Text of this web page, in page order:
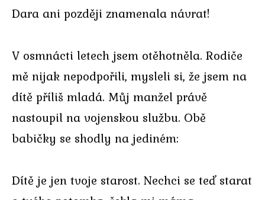
Dara ani později znamenala návrat!
V osmnácti letech jsem otěhotněla. Rodiče
mě nijak nepodpořili, mysleli si, že jsem na
dítě příliš mladá. Můj manžel právě
nastoupil na vojenskou službu. Obě
babičky se shodly na jediném:
Dítě je jen tvoje starost. Nechci se teď starat